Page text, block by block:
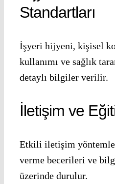
Standartları
İşyeri hijyeni, kişisel
kullanımı ve sağlık
detaylı bilgiler verilir.
İletişim ve
Etkili iletişim
verme becerileri ve
üzerinde durulur.